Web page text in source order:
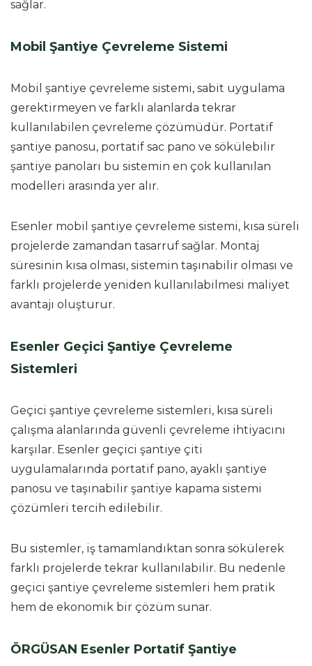
sağlar.
Mobil Şantiye Çevreleme Sistemi
Mobil şantiye çevreleme sistemi, sabit uygulama
gerektirmeyen ve farklı alanlarda tekrar
kullanılabilen çevreleme çözümüdür. Portatif
şantiye panosu, portatif sac pano ve sökülebilir
şantiye panoları bu sistemin en çok kullanılan
modelleri arasında yer alır.
Esenler mobil şantiye çevreleme sistemi, kısa süreli
projelerde zamandan tasarruf sağlar. Montaj
süresinin kısa olması, sistemin taşınabilir olması ve
farklı projelerde yeniden kullanılabilmesi maliyet
avantajı oluşturur.
Esenler Geçici Şantiye Çevreleme
Sistemleri
Geçici şantiye çevreleme sistemleri, kısa süreli
çalışma alanlarında güvenli çevreleme ihtiyacını
karşılar. Esenler geçici şantiye çiti
uygulamalarında portatif pano, ayaklı şantiye
panosu ve taşınabilir şantiye kapama sistemi
çözümleri tercih edilebilir.
Bu sistemler, iş tamamlandıktan sonra sökülerek
farklı projelerde tekrar kullanılabilir. Bu nedenle
geçici şantiye çevreleme sistemleri hem pratik
hem de ekonomik bir çözüm sunar.
ÖRGÜSAN Esenler Portatif Şantiye